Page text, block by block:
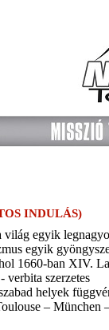
INDULÁS)
világ egyik
egyik
1660-ban XIV.
verbita szerzetes
helyek
– München